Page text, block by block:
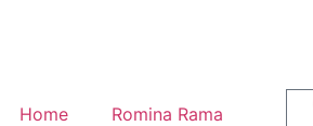
Home Romina Rama